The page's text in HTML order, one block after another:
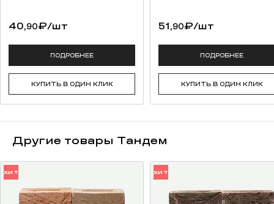
40,90₽/шт
ПОДРОБНЕЕ
КУПИТЬ В ОДИН КЛИК
51,90₽/шт
ПОДРОБНЕЕ
КУПИТЬ В ОДИН КЛИК
Другие товары Тандем
ХИТ ХИТ